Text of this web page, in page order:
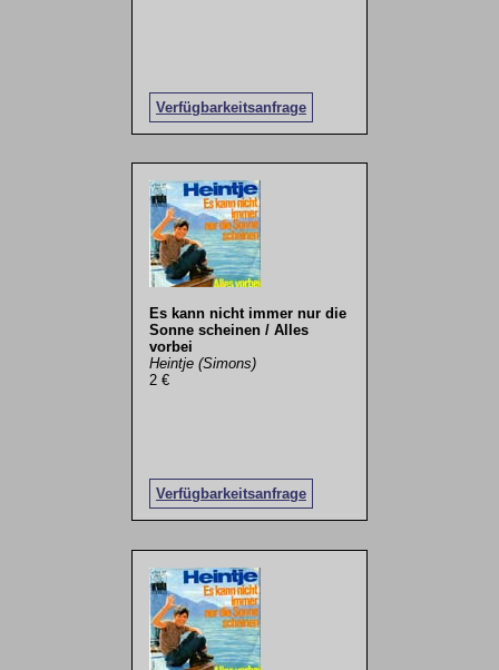
Verfügbarkeitsanfrage
Es kann nicht immer nur die
Sonne scheinen / Alles
vorbei
Heintje (Simons)
2 €
Verfügbarkeitsanfrage